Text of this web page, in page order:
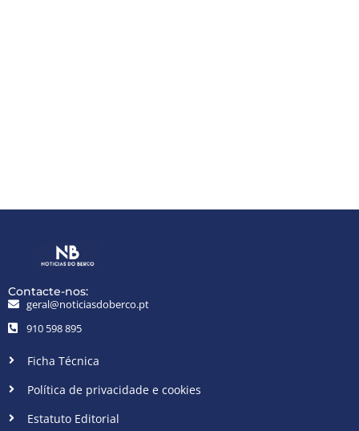
Contacte-nos:
geral@noticiasdoberco.pt
910 598 895
Ficha Técnica
Política de privacidade e cookies
Estatuto Editorial